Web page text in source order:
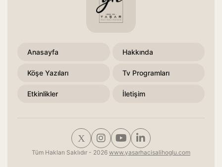
Anasayfa Hakkında
Köşe Yazıları Tv Programları
Etkinlikler İletişim
Tüm Hakları Saklıdır - 2026 www.yasarhacisalihoglu.com